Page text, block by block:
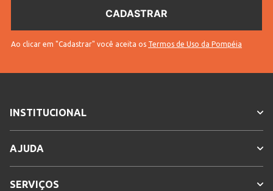
Ao clicar em "Cadastrar" você aceita os Termos de Uso da Pompéia
INSTITUCIONAL
AJUDA
SERVIÇOS